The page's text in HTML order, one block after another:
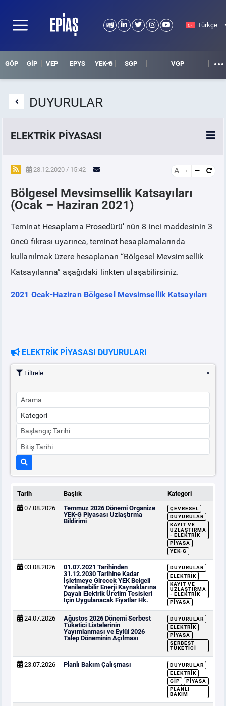
Türkçe
GÖP GİP VEP EPYS YEK-G SGP VGP
DUYURULAR
ELEKTRİK PİYASASI
SPOT ELEKTRİK PİYASALARI
ÖRNEK FİNANS BELGELERİ
VADELİ ELEKTRİK PİYASASI
PİYASA KAYITSÜRECİ
BÜLTENLER
DUYURULAR
BT HİZMET YÖNETİM SİSTEMİ POLİTİKAMIZ
28.12.2020 / 15:42 A
Bölgesel Mevsimsellik Katsayıları
(Ocak – Haziran 2021)
Teminat Hesaplama Prosedürü’ nün 8 inci maddesinin 3
üncü fıkrası uyarınca, teminat hesaplamalarında
kullanılmak üzere hesaplanan “Bölgesel Mevsimsellik
Katsayılarına” aşağıdaki linkten ulaşabilirsiniz.
2021 Ocak-Haziran Bölgesel Mevsimsellik Katsayıları
ELEKTRİK PİYASASI DUYURULARI
Filtrele
Tarih Başlık
Kategori
07.08.2026
Temmuz 2026 Dönemi Organize
YEK-G Piyasası Uzlaştırma
Bildirimi
ÇEVRESEL
DUYURULAR
KAYIT VE
UZLAŞTIRMA
- ELEKTRIK
PIYASA
YEK-G
03.08.2026
01.07.2021 Tarihinden
31.12.2030 Tarihine Kadar
İşletmeye Girecek YEK Belgeli
Yenilenebilir Enerji Kaynaklarına
Dayalı Elektrik Üretim Tesisleri
İçin Uygulanacak Fiyatlar Hk.
DUYURULAR
ELEKTRIK
KAYIT VE
UZLAŞTIRMA
- ELEKTRIK
PIYASA
24.07.2026
Ağustos 2026 Dönemi Serbest
Tüketici Listelerinin
Yayımlanması ve Eylül 2026
Talep Döneminin Açılması
DUYURULAR
ELEKTRIK
PIYASA
SERBEST
TÜKETICI
23.07.2026 Planlı Bakım Çalışması
DUYURULAR
ELEKTRIK
GİP
PIYASA
PLANLI
BAKIM